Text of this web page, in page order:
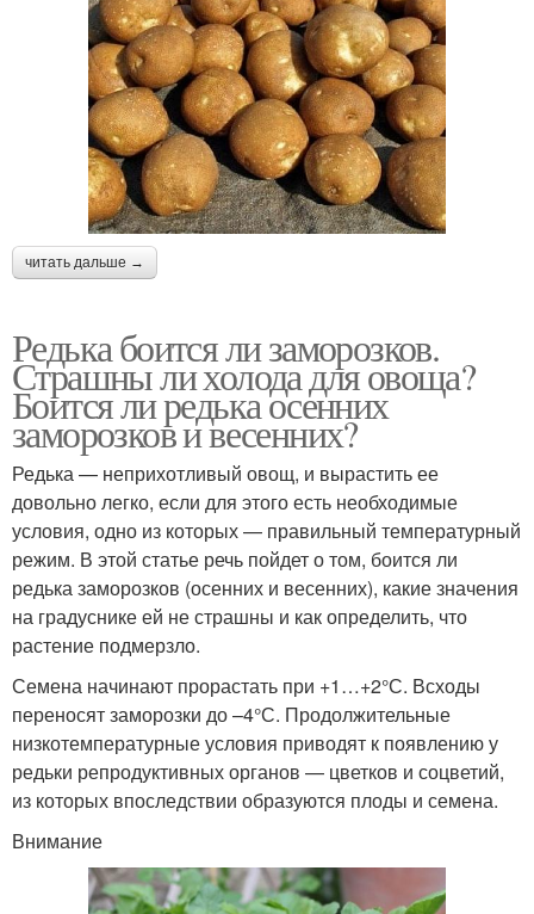
читать дальше →
Редька боится ли заморозков.
Страшны ли холода для овоща?
Боится ли редька осенних
заморозков и весенних?
Редька — неприхотливый овощ, и вырастить ее
довольно легко, если для этого есть необходимые
условия, одно из которых — правильный температурный
режим. В этой статье речь пойдет о том, боится ли
редька заморозков (осенних и весенних), какие значения
на градуснике ей не страшны и как определить, что
растение подмерзло.
Семена начинают прорастать при +1…+2°С. Всходы
переносят заморозки до –4°С. Продолжительные
низкотемпературные условия приводят к появлению у
редьки репродуктивных органов — цветков и соцветий,
из которых впоследствии образуются плоды и семена.
Внимание